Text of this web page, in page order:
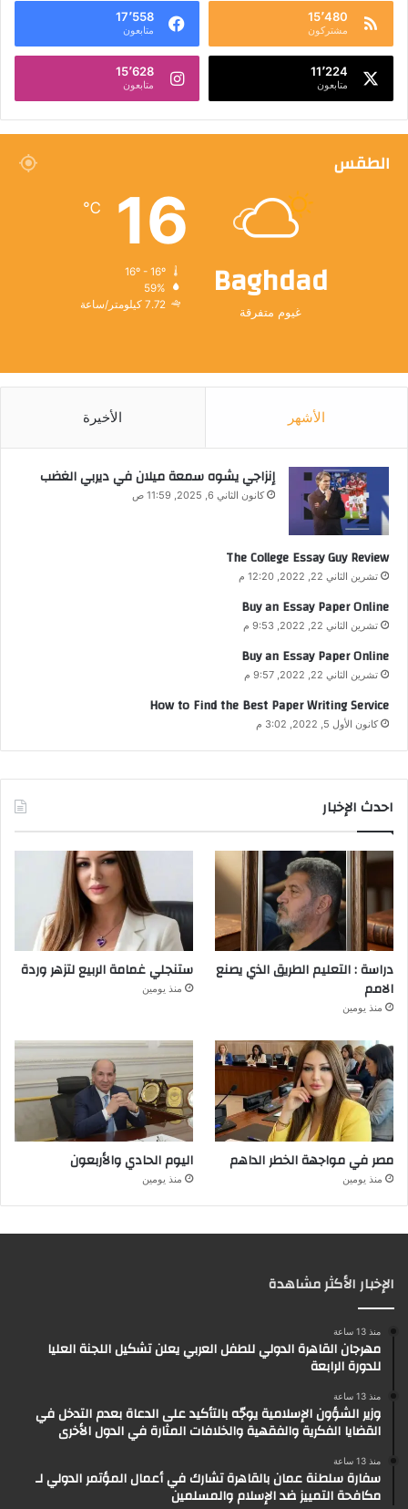
15٬480
مشتركون
17٬558
متابعون
11٬224
متابعون
15٬628
متابعون
الطقس
Baghdad
غيوم متفرقة
16
℃
59%
7.72 كيلومتر/ساعة
الأشهر الأخيرة
إنزاجي يشوه سمعة ميلان في ديربي الغضب
كانون الثاني 6, 2025, 11:59 ص
The College Essay Guy Review
تشرين الثاني 22, 2022, 12:20 م
Buy an Essay Paper Online
تشرين الثاني 22, 2022, 9:53 م
Buy an Essay Paper Online
تشرين الثاني 22, 2022, 9:57 م
How to Find the Best Paper Writing Service
كانون الأول 5, 2022, 3:02 م
احدث الإخبار
دراسة : التعليم الطريق الذي يصنع
الامم
منذ يومين
ستنجلي غمامة الربيع لتزهر وردة
منذ يومين
مصر في مواجهة الخطر الداهم
منذ يومين
اليوم الحادي والأربعون
منذ يومين
الإخبار الأكثر مشاهدة
منذ 13 ساعة
مهرجان القاهرة الدولي للطفل العربي يعلن تشكيل اللجنة العليا
للدورة الرابعة
منذ 13 ساعة
وزير الشؤون الإسلامية يوجّه بالتأكيد على الدعاة بعدم التدخل في
القضايا الفكرية والفقهية والخلافات المثارة في الدول الأخرى
منذ 13 ساعة
سفارة سلطنة عمان بالقاهرة تشارك في أعمال المؤتمر الدولي لـ
مكافحة التمييز ضد الإسلام والمسلمين